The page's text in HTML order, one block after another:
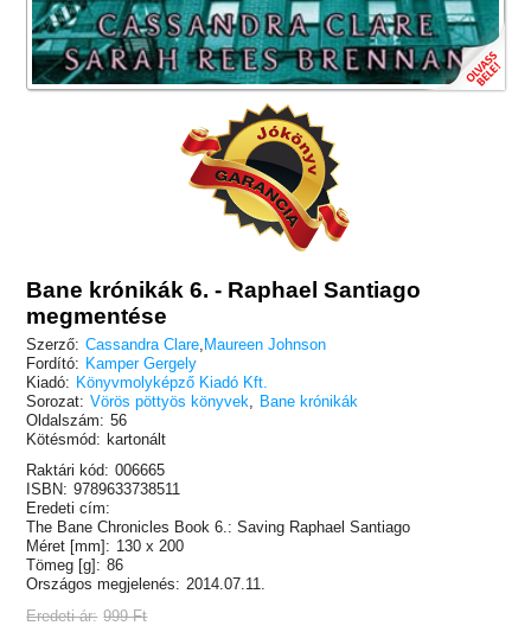
Bane krónikák 6. - Raphael Santiago
megmentése
Szerző: Cassandra Clare, Maureen Johnson
Fordító: Kamper Gergely
Kiadó: Könyvmolyképző Kiadó Kft.
Sorozat: Vörös pöttyös könyvek, Bane krónikák
Oldalszám: 56
Kötésmód: kartonált
Raktári kód: 006665
ISBN: 9789633738511
Eredeti cím:
The Bane Chronicles Book 6.: Saving Raphael Santiago
Méret [mm]: 130 x 200
Tömeg [g]: 86
Országos megjelenés: 2014.07.11.
Eredeti ár: 999 Ft